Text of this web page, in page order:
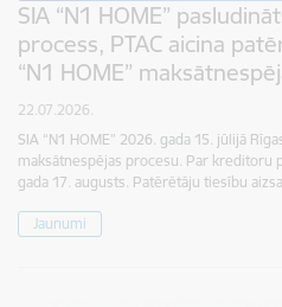
SIA “N1 HOME”
process, PTAC aicina
“N1 HOME”
22.07.2026.
SIA “N1 HOME” 2026. gada 15. jūlijā
maksātnespējas procesu. Par kreditoru
gada 17. augusts. Patērētāju tiesību
Jaunumi